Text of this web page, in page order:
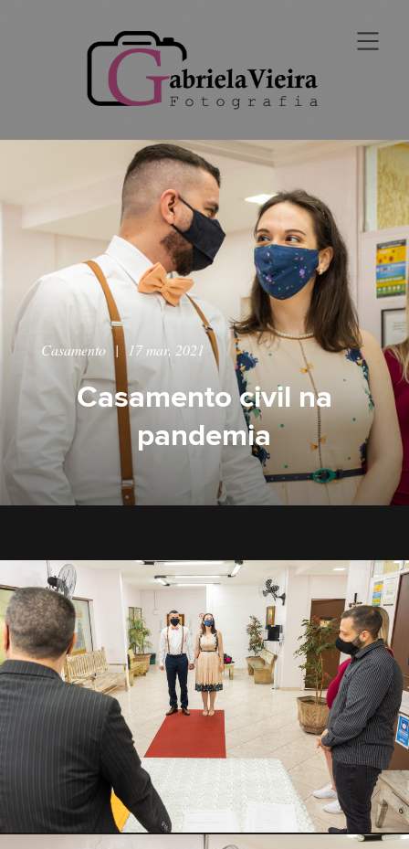
Casamento|17 mar, 2021
Casamento civil na
pandemia